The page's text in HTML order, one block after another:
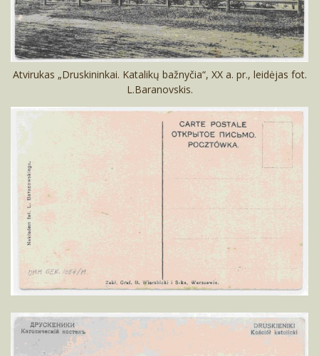
Atvirukas „Druskininkai. Katalikų bažnyčia“, XX a. pr., leidėjas fot.
L.Baranovskis.